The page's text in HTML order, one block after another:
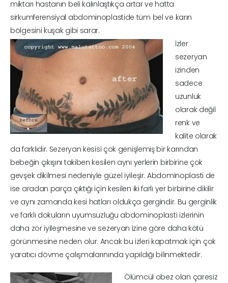
miktarı hastanın beli kalınlaştıkça artar ve hatta
sirkumferensiyal abdominoplastide tüm bel ve karın
bölgesini kuşak gibi sarar.
İzler
sezeryan
izinden
sadece
uzunluk
olarak değil
renk ve
kalite olarak
da farklıdır. Sezeryan kesisi çok genişlemiş bir karından
bebeğin çıkışını takiben kesilen aynı yerlerin birbirine çok
gevşek dikilmesi nedeniyle güzel iyileşir. Abdominoplasti de
ise aradan parça çıktığı için kesilen iki farlı yer birbirine dikilir
ve aynı zamanda kesi hatları oldukça gergindir. Bu gerginlik
ve farklı dokuların uyumsuzluğu abdominoplasti izlerinin
daha zor iyileşmesine ve sezeryan izine göre daha kötü
görünmesine neden olur. Ancak bu izleri kapatmak için çok
yaratıcı dövme çalışmalarınında yapıldığı bilinmektedir.
Ölümcül obez olan çaresiz